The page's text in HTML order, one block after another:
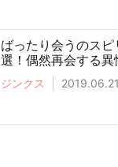
ばったり会うのス
選！偶然再会する異
ジンクス 2019.06.21